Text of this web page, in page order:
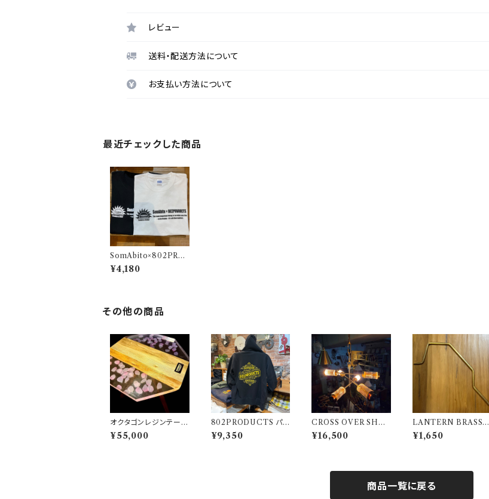
レビュー
送料・配送方法について
お支払い方法について
最近チェックした商品
SomAbito×802PRO
DUCTS コラボTシャ
ツ WH ホワイト Som
¥4,180
その他の商品
オクタゴンレジンテーブ
ル YAMASAKURA /
山桜 天板 三脚【 802P
¥55,000
802PRODUCTS パ
ーカー ブラック BK
¥9,350
CROSS OVER SHAD
E クロスオーバーシェ
ード 802PRODUCTS
¥16,500
LANTERN BRASS P
OLE 【 802PRODUC
TS 】ランタンポール
¥1,650
商品一覧に戻る